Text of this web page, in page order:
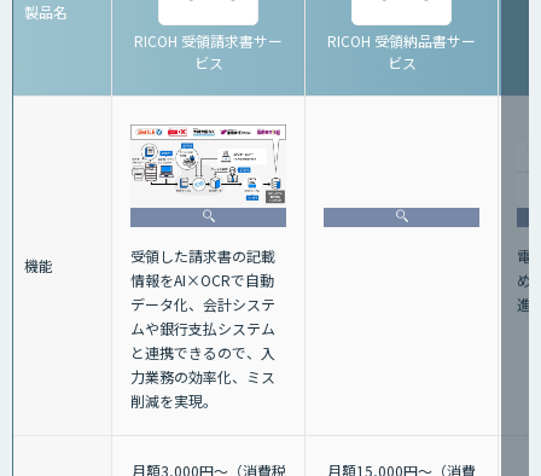
製品名
RICOH 受領請求書サー
ビス
RICOH 受領納品書サー
ビス
機能
受領した請求書の記載
情報をAI×OCRで自動
データ化、会計システ
ムや銀行支払システム
と連携できるので、入
力業務の効率化、ミス
削減を実現。
電
め
進
月額3,000円～（消費税
月額15,000円～（消費